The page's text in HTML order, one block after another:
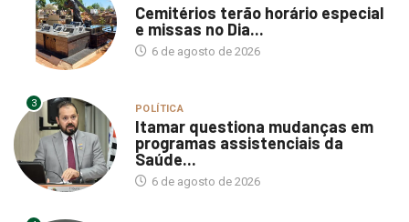
Cemitérios terão horário especial
e missas no Dia...
6 de agosto de 2026
3 POLÍTICA
Itamar questiona mudanças em
programas assistenciais da
Saúde...
6 de agosto de 2026